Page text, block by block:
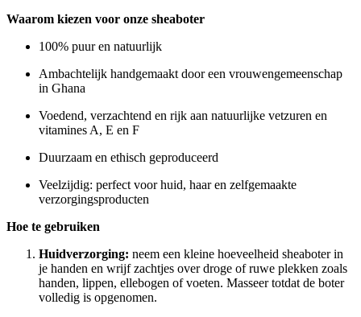
Waarom kiezen voor onze sheaboter
100% puur en natuurlijk
Ambachtelijk handgemaakt door een vrouwengemeenschap
in Ghana
Voedend, verzachtend en rijk aan natuurlijke vetzuren en
vitamines A, E en F
Duurzaam en ethisch geproduceerd
Veelzijdig: perfect voor huid, haar en zelfgemaakte
verzorgingsproducten
Hoe te gebruiken
Huidverzorging: neem een kleine hoeveelheid sheaboter in
je handen en wrijf zachtjes over droge of ruwe plekken zoals
handen, lippen, ellebogen of voeten. Masseer totdat de boter
volledig is opgenomen.